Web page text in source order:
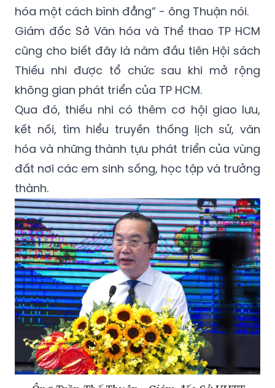
hóa một cách bình đẳng” - ông Thuận nói.
Giám đốc Sở Văn hóa và Thể thao TP HCM
cũng cho biết đây là năm đầu tiên Hội sách
Thiếu nhi được tổ chức sau khi mở rộng
không gian phát triển của TP HCM.
Qua đó, thiếu nhi có thêm cơ hội giao lưu,
kết nối, tìm hiểu truyền thống lịch sử, văn
hóa và những thành tựu phát triển của vùng
đất nơi các em sinh sống, học tập và trưởng
thành.